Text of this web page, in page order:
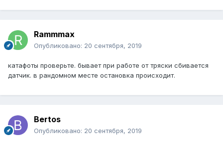
Rammmax
Опубликовано: 20 сентября, 2019
катафоты проверьте. бывает при работе от тряски сбивается
датчик. в рандомном месте остановка происходит.
Bertos
Опубликовано: 20 сентября, 2019